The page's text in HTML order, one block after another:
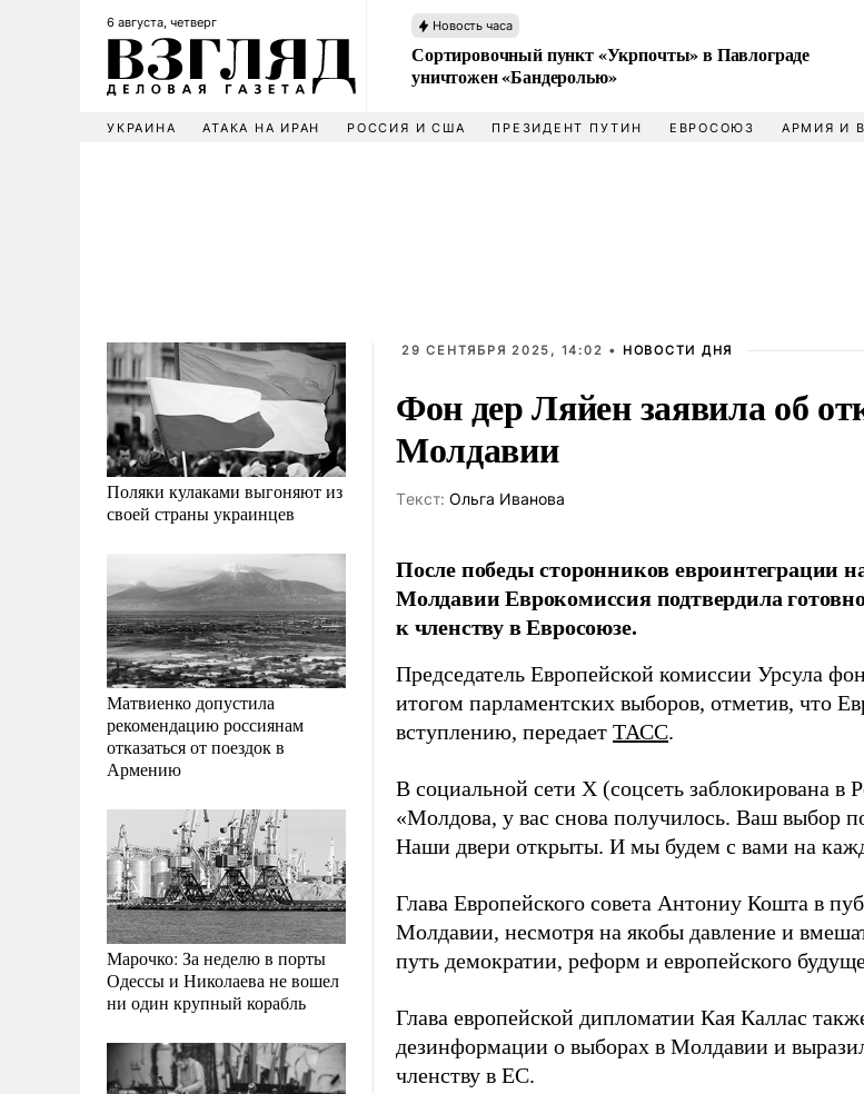
6 августа, четверг Новость часа
Сортировочный пункт «Укрпочты» в Павлограде
уничтожен «Бандеролью»
УКРАИНА АТАКА НА ИРАН РОССИЯ И США ПРЕЗИДЕНТ ПУТИН ЕВРОСОЮЗ АРМИЯ И
Поляки кулаками выгоняют из
своей страны украинцев
Матвиенко допустила
рекомендацию россиянам
отказаться от поездок в
Армению
Марочко: За неделю в порты
Одессы и Николаева не вошел
ни один крупный корабль
29 СЕНТЯБРЯ 2025, 14:02 • НОВОСТИ ДНЯ
Фон дер Ляйен заявила об
Молдавии
Tекст: Ольга Иванова
После победы сторонников евроинтеграции
Молдавии Еврокомиссия подтвердила
к членству в Евросоюзе.
Председатель Европейской комиссии Урсула
итогом парламентских выборов, отметив, что
вступлению, передает ТАСС.
В социальной сети X (соцсеть заблокирована в
«Молдова, у вас снова получилось. Ваш выбор
Наши двери открыты. И мы будем с вами на
Глава Европейского совета Антониу Кошта в
Молдавии, несмотря на якобы давление и
путь демократии, реформ и европейского
Глава европейской дипломатии Кая Каллас
дезинформации о выборах в Молдавии и
членству в ЕС.